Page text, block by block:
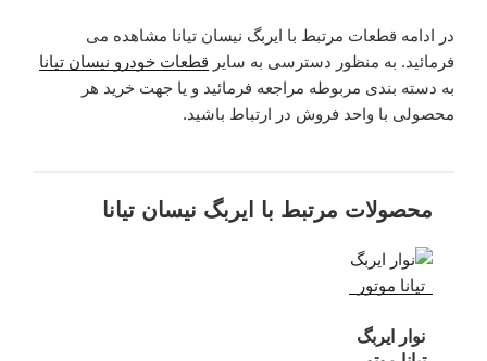
در ادامه قطعات مرتبط با ایربگ نیسان تیانا مشاهده می
فرمائید. به منظور دسترسی به سایر قطعات خودرو نیسان تیانا
به دسته بندی مربوطه مراجعه فرمائید و یا جهت خرید هر
محصولی با واحد فروش در ارتباط باشید.
محصولات مرتبط با ایربگ نیسان تیانا
نوار ایربگ